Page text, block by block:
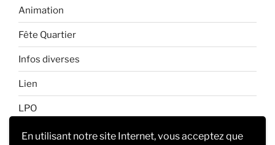
En utilisant notre site Internet, vous acceptez que
Animation
Fête Quartier
Infos diverses
Lien
LPO
Non classé